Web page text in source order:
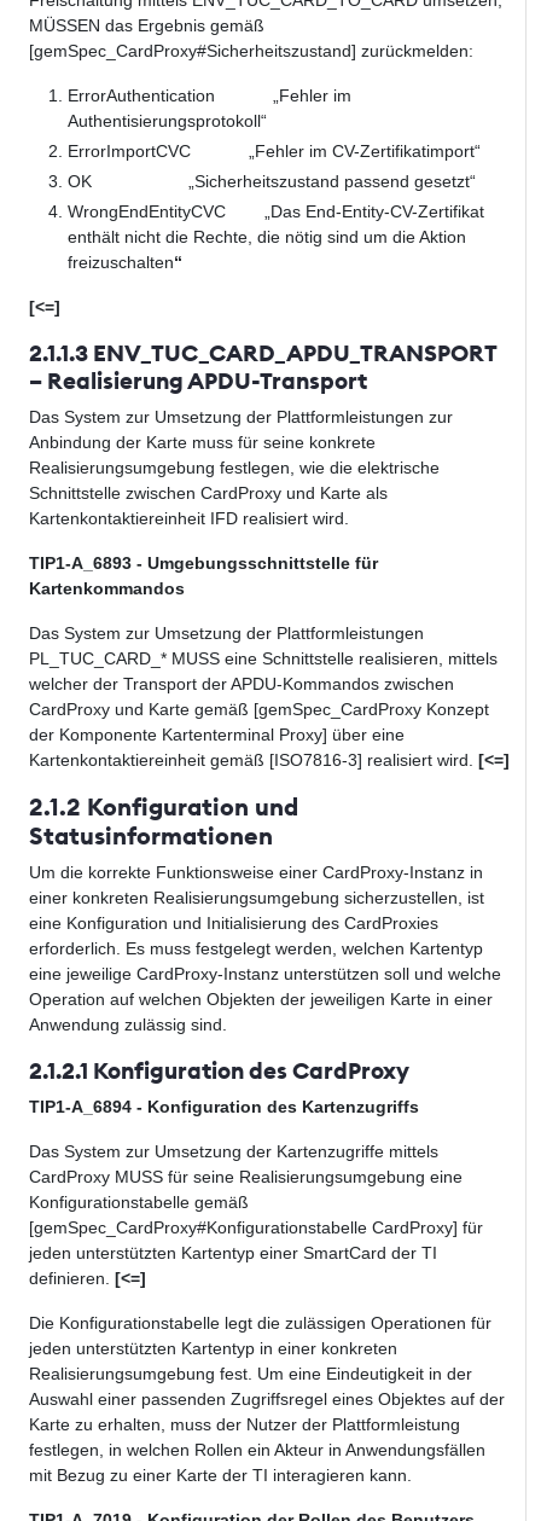
MÜSSEN das Ergebnis gemäß
[gemSpec_CardProxy#Sicherheitszustand] zurückmelden:
ErrorAuthentication „Fehler im
Authentisierungsprotokoll“
ErrorImportCVC „Fehler im CV-Zertifikatimport“
OK „Sicherheitszustand passend gesetzt“
WrongEndEntityCVC „Das End-Entity-CV-Zertifikat
enthält nicht die Rechte, die nötig sind um die Aktion
freizuschalten“
[<=]
2.1.1.3 ENV_TUC_CARD_APDU_TRANSPORT
– Realisierung APDU-Transport
Das System zur Umsetzung der Plattformleistungen zur
Anbindung der Karte muss für seine konkrete
Realisierungsumgebung festlegen, wie die elektrische
Schnittstelle zwischen CardProxy und Karte als
Kartenkontaktiereinheit IFD realisiert wird.
TIP1-A_6893 - Umgebungsschnittstelle für
Kartenkommandos
Das System zur Umsetzung der Plattformleistungen
PL_TUC_CARD_* MUSS eine Schnittstelle realisieren, mittels
welcher der Transport der APDU-Kommandos zwischen
CardProxy und Karte gemäß [gemSpec_CardProxy Konzept
der Komponente Kartenterminal Proxy] über eine
Kartenkontaktiereinheit gemäß [ISO7816-3] realisiert wird. [<=]
2.1.2 Konfiguration und
Statusinformationen
Um die korrekte Funktionsweise einer CardProxy-Instanz in
einer konkreten Realisierungsumgebung sicherzustellen, ist
eine Konfiguration und Initialisierung des CardProxies
erforderlich. Es muss festgelegt werden, welchen Kartentyp
eine jeweilige CardProxy-Instanz unterstützen soll und welche
Operation auf welchen Objekten der jeweiligen Karte in einer
Anwendung zulässig sind.
2.1.2.1 Konfiguration des CardProxy
TIP1-A_6894 - Konfiguration des Kartenzugriffs
Das System zur Umsetzung der Kartenzugriffe mittels
CardProxy MUSS für seine Realisierungsumgebung eine
Konfigurationstabelle gemäß
[gemSpec_CardProxy#Konfigurationstabelle CardProxy] für
jeden unterstützten Kartentyp einer SmartCard der TI
definieren. [<=]
Die Konfigurationstabelle legt die zulässigen Operationen für
jeden unterstützten Kartentyp in einer konkreten
Realisierungsumgebung fest. Um eine Eindeutigkeit in der
Auswahl einer passenden Zugriffsregel eines Objektes auf der
Karte zu erhalten, muss der Nutzer der Plattformleistung
festlegen, in welchen Rollen ein Akteur in Anwendungsfällen
mit Bezug zu einer Karte der TI interagieren kann.